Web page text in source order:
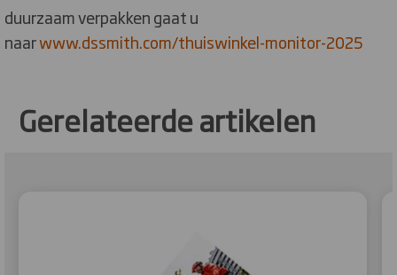
duurzaam verpakken gaat u
naarwww.dssmith.com/thuiswinkel-monitor-2025
Gerelateerde artikelen